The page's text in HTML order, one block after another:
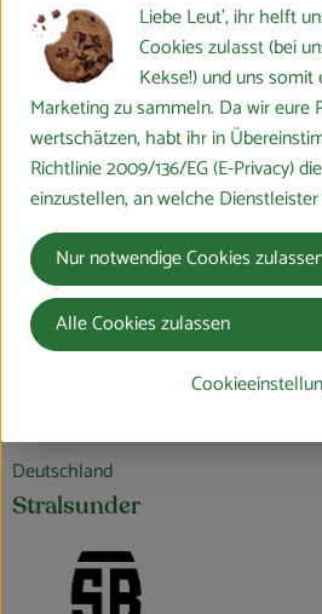
Zutaten
Nährwert-Info
Herkunft
Deutschland
Stralsunder
Liebe Leut', ihr helft
Cookies zulasst (bei
Kekse!) und uns
Marketing zu sammeln. Da wir eure
wertschätzen, habt ihr in
Richtlinie 2009/136/EG (E-Privacy)
einzustellen, an welche
Nur notwendige Cookies
Alle Cookies zulassen